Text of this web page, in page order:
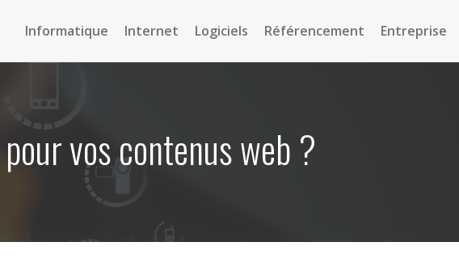
Informatique Internet Logiciels Référencement Entreprise
vos contenus web ?